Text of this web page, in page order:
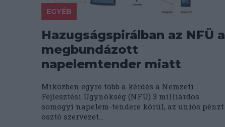
EGYÉB
Hazugságspirálban az NFÜ a
megbundázott
napelemtender miatt
Miközben egyre több a kérdés a Nemzeti
Fejlesztési Ügynökség (NFÜ) 3 milliárdos
somogyi napelem-tendere körül, az uniós pénzt
osztó szervezet...